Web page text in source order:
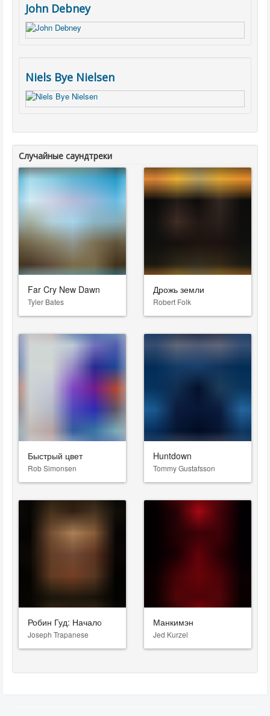
John Debney
Niels Bye Nielsen
Случайные саундтреки
Far Cry New Dawn
Tyler Bates
Дрожь земли
Robert Folk
Быстрый цвет
Rob Simonsen
Huntdown
Tommy Gustafsson
Робин Гуд: Начало
Joseph Trapanese
Манкимэн
Jed Kurzel